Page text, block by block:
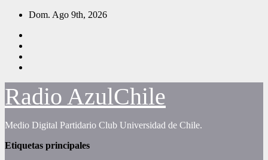
Saltar
contenido
Dom. Ago 9th, 2026
Radio AzulChile
Medio Digital Partidario Club Universidad de Chile.
Etiquetas principales